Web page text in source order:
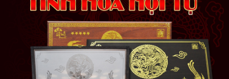
Viên Đông trùng hạ thảo Gold Hàn Quốc
Môi trường, nguồn nước ô nhiễm trầm trọng khiến cho nhiều loại
bệnh quái ác gia tăng. Nguồn thực phẩm bổ sung hàng ngày lại bị
nhiễm hóa chất, mất đi chất dinh dưỡng khiến con người không đủ
những dưỡng chất cần thiết duy trì hoạt động sống. Sự thiếu hụt vi